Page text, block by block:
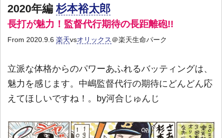
2020年編杉本裕太郎
長打が魅力！監督代行期待の長距離砲!!
From 2020.9.6 楽天vsオリックス ＠楽天生命パーク
立派な体格からのパワーあふれるバッティングは、
魅力を感じます。中嶋監督代行の期待にどんどん応
えてほしいですね！。by河合じゅんじ